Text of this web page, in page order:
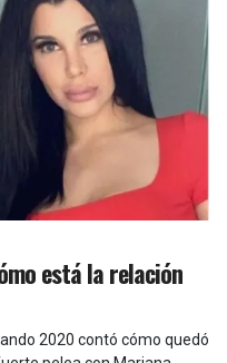
está la relación
2020 contó cómo quedó